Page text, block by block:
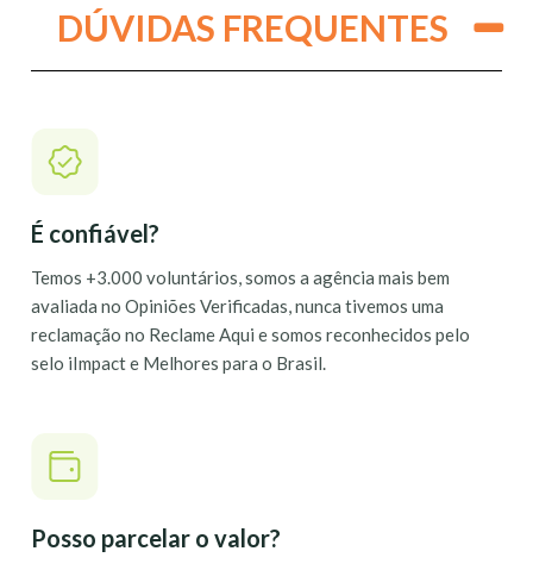
DÚVIDAS FREQUENTES
É confiável?
Temos +3.000 voluntários, somos a agência mais bem
avaliada no Opiniões Verificadas, nunca tivemos uma
reclamação no Reclame Aqui e somos reconhecidos pelo
selo iImpact e Melhores para o Brasil.
Posso parcelar o valor?